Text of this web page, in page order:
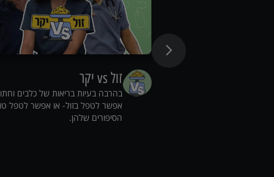
זול vs יקר
בהרבה בעיות בריאות של כלבים
אפשר לטפל בזול- או אפשר לטפל
הסיפורים שלהן.